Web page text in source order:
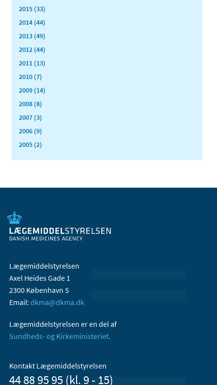
2015 (33)
2014 (44)
2013 (49)
2012 (44)
2011 (13)
2010 (7)
2009 (14)
2008 (8)
2007 (3)
2006 (9)
2005 (2)
Lægemiddelstyrelsen
Axel Heides Gade 1
2300 København S
Email: dkma@dkma.dk
Lægemiddelstyrelsen er en del af
Sundheds- og Kirkeministeriet.
Kontakt Lægemiddelstyrelsen
44 88 95 95 (kl. 9 - 15)